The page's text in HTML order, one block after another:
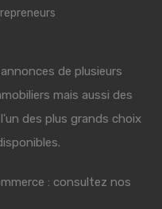
de plusieurs
mais aussi des
des plus grands choix
: consultez nos